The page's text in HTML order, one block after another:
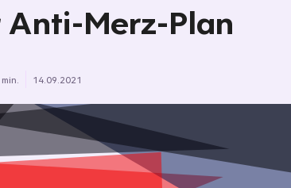
Anti-Merz-Plan
14.09.2021